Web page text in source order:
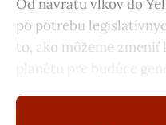
Od návratu vlkov do
po potrebu
to, ako môžeme zmeniť
planétu pre budúce